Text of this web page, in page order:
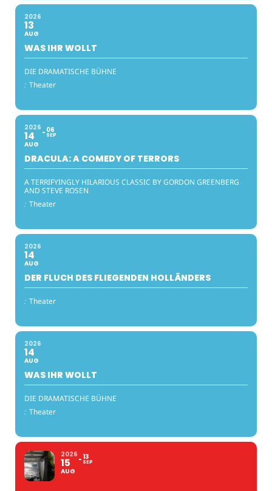
2026
13
AUG
WAS IHR WOLLT
DIE DRAMATISCHE BÜHNE
: Theater
2026
14
AUG
06
SEP
DRACULA: A COMEDY OF TERRORS
A TERRIFYINGLY HILARIOUS CLASSIC BY GORDON GREENBERG
AND STEVE ROSEN
: Theater
2026
14
AUG
DER FLUCH DES FLIEGENDEN HOLLÄNDERS
: Theater
2026
14
AUG
WAS IHR WOLLT
DIE DRAMATISCHE BÜHNE
: Theater
2026
15
AUG
13
SEP